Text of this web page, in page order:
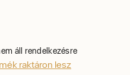
áll rendelkezésre
raktáron lesz